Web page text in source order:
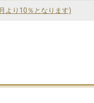
より10％となります)